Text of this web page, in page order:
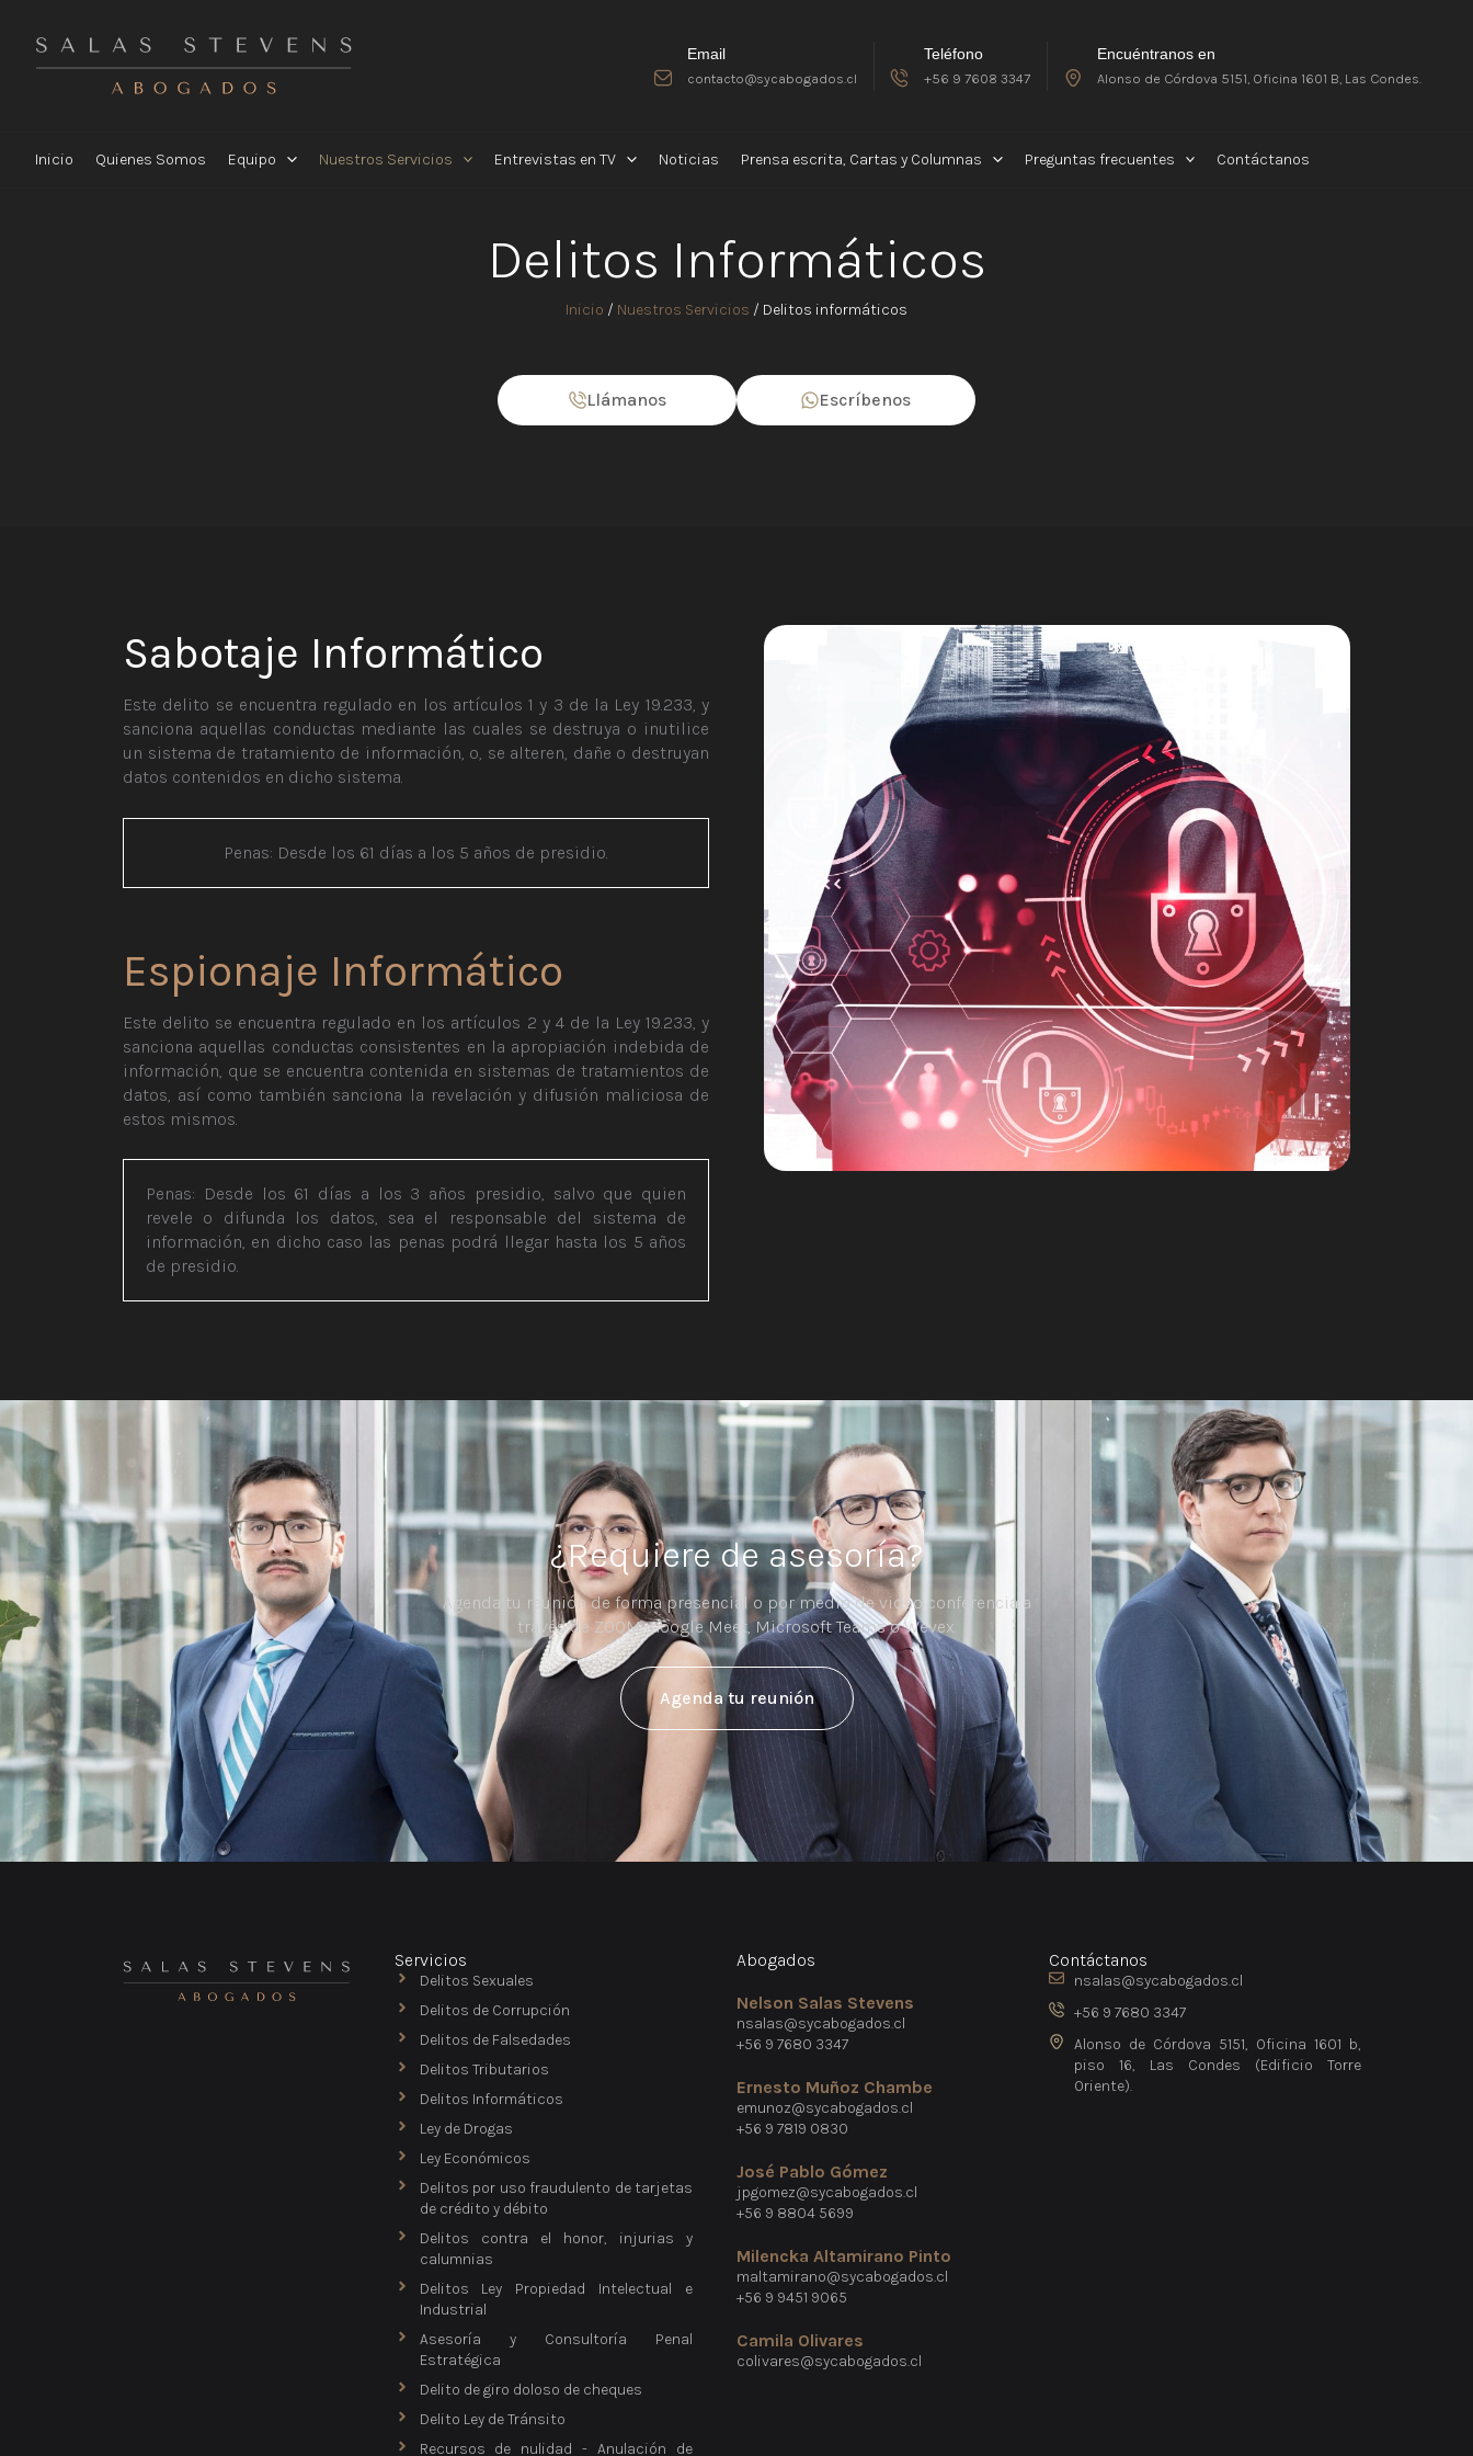
contenido
Email
contacto@sycabogados.cl
Teléfono
+56 9 7608 3347
Encuéntranos en
Alonso de Córdova 5151, Oficina 1601 B, Las Condes.
Inicio Quienes Somos Equipo Nuestros Servicios Entrevistas en TV Noticias Prensa escrita, Cartas y Columnas Preguntas frecuentes Contáctanos
Delitos Informáticos
Inicio / Nuestros Servicios / Delitos informáticos
Llámanos Escríbenos
Sabotaje Informático
Este delito se encuentra regulado en los artículos 1 y 3 de la Ley 19.233, y
sanciona aquellas conductas mediante las cuales se destruya o inutilice
un sistema de tratamiento de información, o, se alteren, dañe o destruyan
datos contenidos en dicho sistema.
Penas: Desde los 61 días a los 5 años de presidio.
Espionaje Informático
Este delito se encuentra regulado en los artículos 2 y 4 de la Ley 19.233, y
sanciona aquellas conductas consistentes en la apropiación indebida de
información, que se encuentra contenida en sistemas de tratamientos de
datos, así como también sanciona la revelación y difusión maliciosa de
estos mismos.
Penas: Desde los 61 días a los 3 años presidio, salvo que quien
revele o difunda los datos, sea el responsable del sistema de
información, en dicho caso las penas podrá llegar hasta los 5 años
de presidio.
¿Requiere de asesoría?
Agenda tu reunión de forma presencial o por medio de video conferencia a
través de ZOOM, Google Meet, Microsoft Teams o Wevex.
Agenda tu reunión
Servicios
Delitos Sexuales
Delitos de Corrupción
Delitos de Falsedades
Delitos Tributarios
Delitos Informáticos
Ley de Drogas
Ley Económicos
Delitos por uso fraudulento de tarjetas
de crédito y débito
Delitos contra el honor, injurias y
calumnias
Delitos Ley Propiedad Intelectual e
Industrial
Asesoría y Consultoría Penal
Estratégica
Delito de giro doloso de cheques
Delito Ley de Tránsito
Recursos de nulidad - Anulación de
Abogados
Nelson Salas Stevens
nsalas@sycabogados.cl
+56 9 7680 3347
Ernesto Muñoz Chambe
emunoz@sycabogados.cl
+56 9 7819 0830
José Pablo Gómez
jpgomez@sycabogados.cl
+56 9 8804 5699
Milencka Altamirano Pinto
maltamirano@sycabogados.cl
+56 9 9451 9065
Camila Olivares
colivares@sycabogados.cl
Contáctanos
nsalas@sycabogados.cl
+56 9 7680 3347
Alonso de Córdova 5151, Oficina 1601 b,
piso 16, Las Condes (Edificio Torre
Oriente).